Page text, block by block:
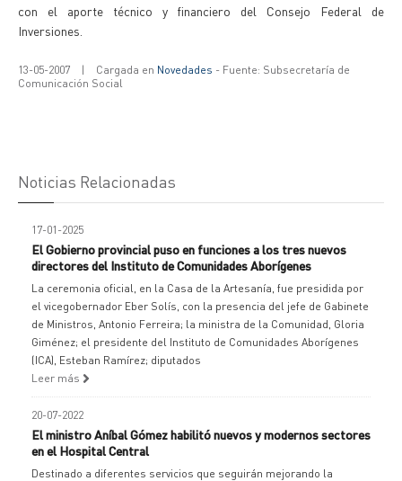
con el aporte técnico y financiero del Consejo Federal de
Inversiones.
13-05-2007 | Cargada en Novedades - Fuente: Subsecretaría de
Comunicación Social
Noticias Relacionadas
17-01-2025
El Gobierno provincial puso en funciones a los tres nuevos
directores del Instituto de Comunidades Aborígenes
La ceremonia oficial, en la Casa de la Artesanía, fue presidida por
el vicegobernador Eber Solís, con la presencia del jefe de Gabinete
de Ministros, Antonio Ferreira; la ministra de la Comunidad, Gloria
Giménez; el presidente del Instituto de Comunidades Aborígenes
(ICA), Esteban Ramírez; diputados
Leer más
20-07-2022
El ministro Aníbal Gómez habilitó nuevos y modernos sectores
en el Hospital Central
Destinado a diferentes servicios que seguirán mejorando la